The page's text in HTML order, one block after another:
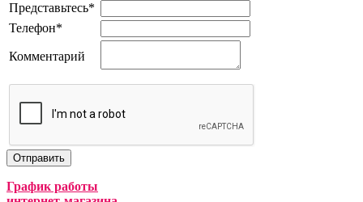
Представьтесь*
Телефон*
Комментарий
График работы